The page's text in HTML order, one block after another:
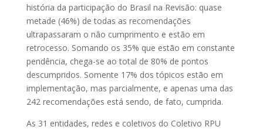
história da participação do Brasil na Revisão: quase
metade (46%) de todas as recomendações
ultrapassaram o não cumprimento e estão em
retrocesso. Somando os 35% que estão em constante
pendência, chega-se ao total de 80% de pontos
descumpridos. Somente 17% dos tópicos estão em
implementação, mas parcialmente, e apenas uma das
242 recomendações está sendo, de fato, cumprida.
As 31 entidades, redes e coletivos do Coletivo RPU